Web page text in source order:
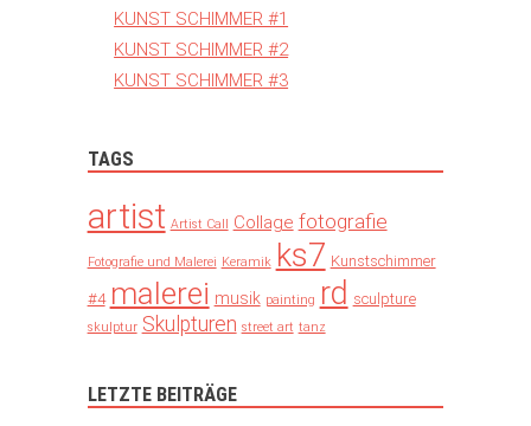
KUNST SCHIMMER #1
KUNST SCHIMMER #2
KUNST SCHIMMER #3
TAGS
artist Artist Call Collage fotografie
Fotografie und Malerei Keramik ks7 Kunstschimmer
#4 malerei musik painting rd sculpture
skulptur Skulpturen street art tanz
LETZTE BEITRÄGE